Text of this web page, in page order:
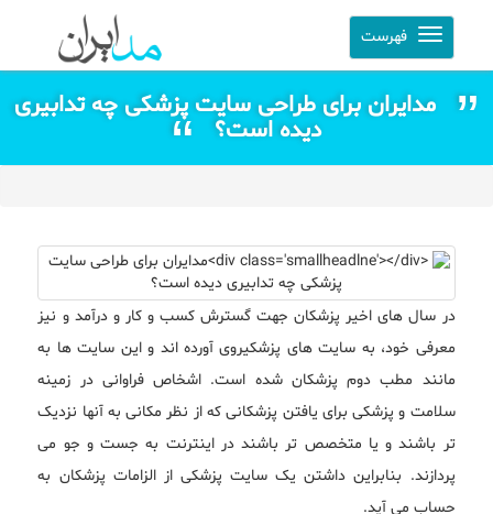
فهرست
مدایران برای طراحی سایت پزشکی چه تدابیری
دیده است؟
در سال های اخیر پزشکان جهت گسترش کسب و کار و درآمد و نیز
معرفی خود، به سایت های پزشکیروی آورده اند و این سایت ها به
مانند مطب دوم پزشکان شده است. اشخاص فراوانی در زمینه
سلامت و پزشکی برای یافتن پزشکانی که از نظر مکانی به آنها نزدیک
تر باشند و یا متخصص تر باشند در اینترنت به جست و جو می
پردازند. بنابراین داشتن یک سایت پزشکی از الزامات پزشکان به
حساب می آید.